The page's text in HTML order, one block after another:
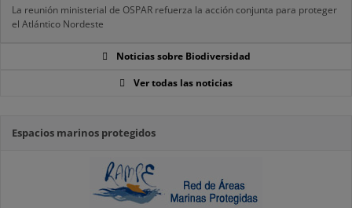
La reunión ministerial de OSPAR refuerza la acción conjunta para proteger
el Atlántico Nordeste
Noticias sobre Biodiversidad
Ver todas las noticias
Espacios marinos protegidos